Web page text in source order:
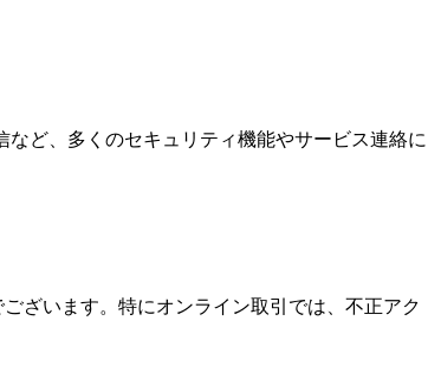
ど、多くのセキュリティ機能やサービス連絡に
ざいます。特にオンライン取引では、不正アク